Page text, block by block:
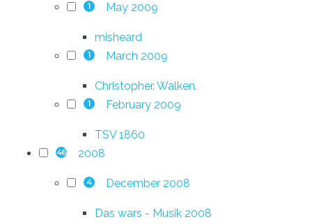
1 May 2009
misheard
1 March 2009
Christopher. Walken.
1 February 2009
TSV 1860
46 2008
4 December 2008
Das wars - Musik 2008